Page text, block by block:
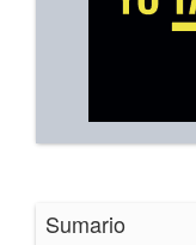
Sumario